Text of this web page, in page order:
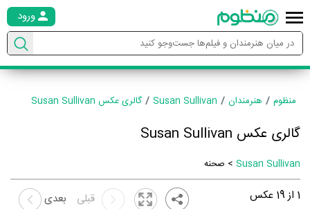
ورود
منظوم هنرمندان Susan Sullivan گالری عکس Susan Sullivan
گالری عکس Susan Sullivan
Susan Sullivan > صحنه
1 از19 عکس بعدی قبلی